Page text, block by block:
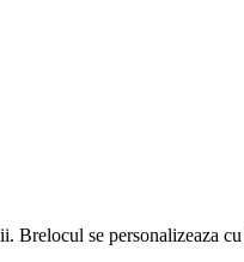
Brelocul se personalizeaza